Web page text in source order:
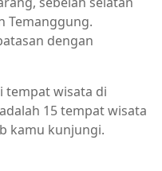
Temanggung.
dengan
tempat wisata di
15 tempat wisata
kamu kunjungi.